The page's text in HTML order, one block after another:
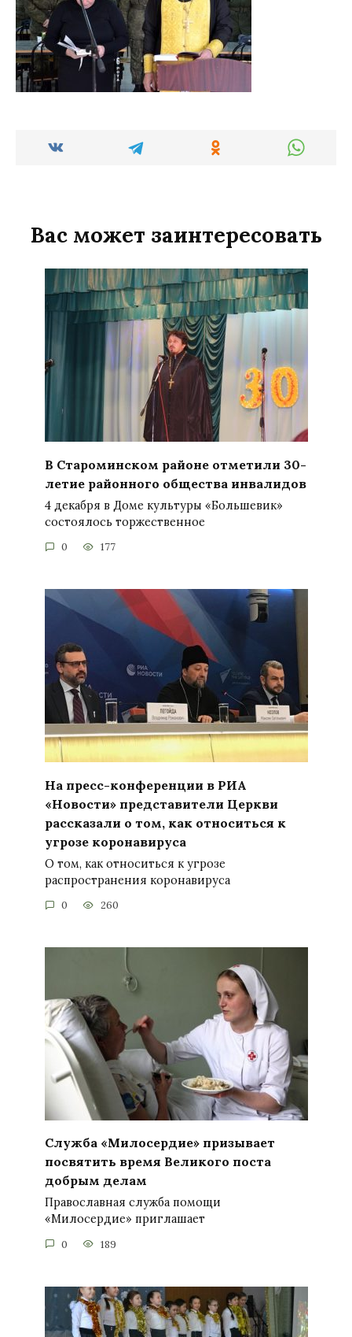
Вас может заинтересовать
В Староминском районе отметили 30-
летие районного общества инвалидов
4 декабря в Доме культуры «Большевик»
состоялось торжественное
0 177
На пресс-конференции в РИА
«Новости» представители Церкви
рассказали о том, как относиться к
угрозе коронавируса
О том, как относиться к угрозе
распространения коронавируса
0 260
Служба «Милосердие» призывает
посвятить время Великого поста
добрым делам
Православная служба помощи
«Милосердие» приглашает
0 189